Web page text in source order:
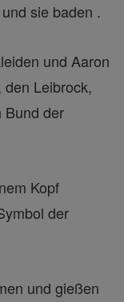
sie baden .
und Aaron
den Leibrock,
Bund der
Kopf
der
und gießen